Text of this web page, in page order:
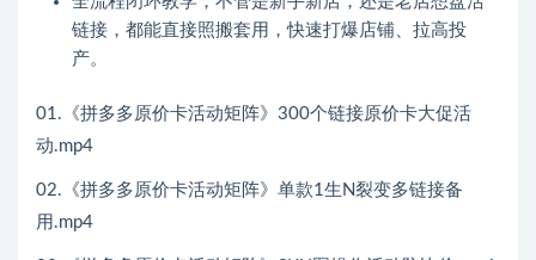
链接，都能直接照搬套用，快速打爆店铺、拉高投
产。
01.《拼多多原价卡活动矩阵》300个链接原价卡大促活
动.mp4
02.《拼多多原价卡活动矩阵》单款1生N裂变多链接备
用.mp4